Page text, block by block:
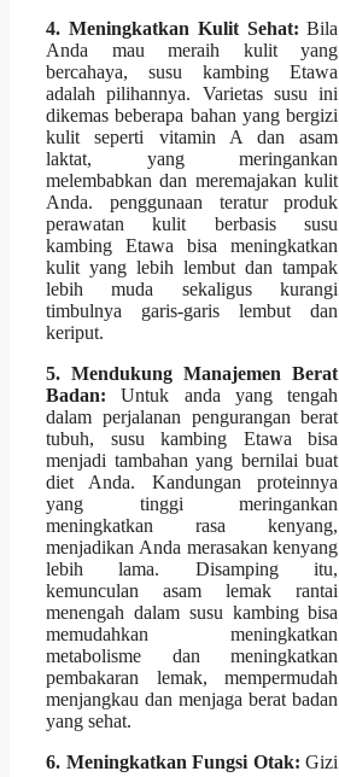
4. Meningkatkan Kulit Sehat: Bila
Anda mau meraih kulit yang
bercahaya, susu kambing Etawa
adalah pilihannya. Varietas susu ini
dikemas beberapa bahan yang bergizi
kulit seperti vitamin A dan asam
laktat, yang meringankan
melembabkan dan meremajakan kulit
Anda. penggunaan teratur produk
perawatan kulit berbasis susu
kambing Etawa bisa meningkatkan
kulit yang lebih lembut dan tampak
lebih muda sekaligus kurangi
timbulnya garis-garis lembut dan
keriput.
5. Mendukung Manajemen Berat
Badan: Untuk anda yang tengah
dalam perjalanan pengurangan berat
tubuh, susu kambing Etawa bisa
menjadi tambahan yang bernilai buat
diet Anda. Kandungan proteinnya
yang tinggi meringankan
meningkatkan rasa kenyang,
menjadikan Anda merasakan kenyang
lebih lama. Disamping itu,
kemunculan asam lemak rantai
menengah dalam susu kambing bisa
memudahkan meningkatkan
metabolisme dan meningkatkan
pembakaran lemak, mempermudah
menjangkau dan menjaga berat badan
yang sehat.
6. Meningkatkan Fungsi Otak: Gizi